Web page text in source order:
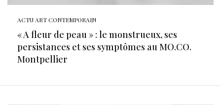
ACTU ART CONTEMPORAIN
« A fleur de peau » : le monstrueux, ses
persistances et ses symptômes au MO.CO.
Montpellier